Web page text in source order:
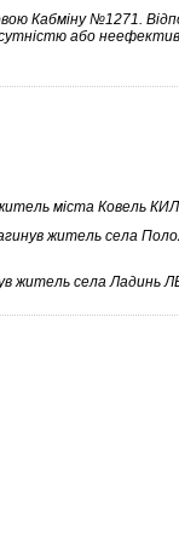
Кабміну №1271.
або
житель міста
загинув житель села
житель села